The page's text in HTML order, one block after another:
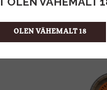
OLEN VÄHEMALT 18